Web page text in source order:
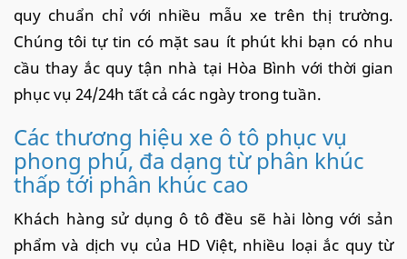
quy chuẩn chỉ với nhiều mẫu xe trên thị trường.
Chúng tôi tự tin có mặt sau ít phút khi bạn có nhu
cầu thay ắc quy tận nhà tại Hòa Bình với thời gian
phục vụ 24/24h tất cả các ngày trong tuần.
Các thương hiệu xe ô tô phục vụ
phong phú, đa dạng từ phân khúc
thấp tới phân khúc cao
Khách hàng sử dụng ô tô đều sẽ hài lòng với sản
phẩm và dịch vụ của HD Việt, nhiều loại ắc quy từ